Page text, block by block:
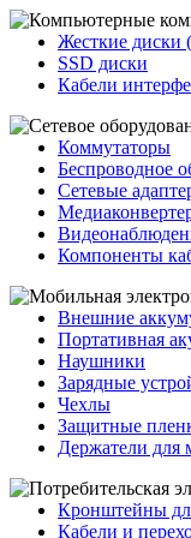
Жесткие диски
SSD диски
Кабели
Коммутаторы
Беспроводное
Сетевые
Компоненты
Внешние
Портативная
Наушники
Зарядные
Чехлы
Защитные
Держатели для
Кронштейны
Кабели и